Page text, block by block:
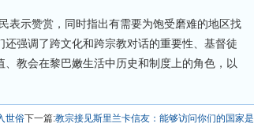
表示赞赏，同时指出有需要为饱受磨难的地区找
强调了跨文化和跨宗教对话的重要性、基督徒
教会在黎巴嫩生活中历史和制度上的角色，以
世俗下一篇:教宗接见斯里兰卡信友：能够访问你们的国家是